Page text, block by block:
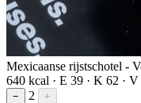
Mexicaanse rijstschotel -
640 kcal · E 39 · K 62 ·
− 2
+